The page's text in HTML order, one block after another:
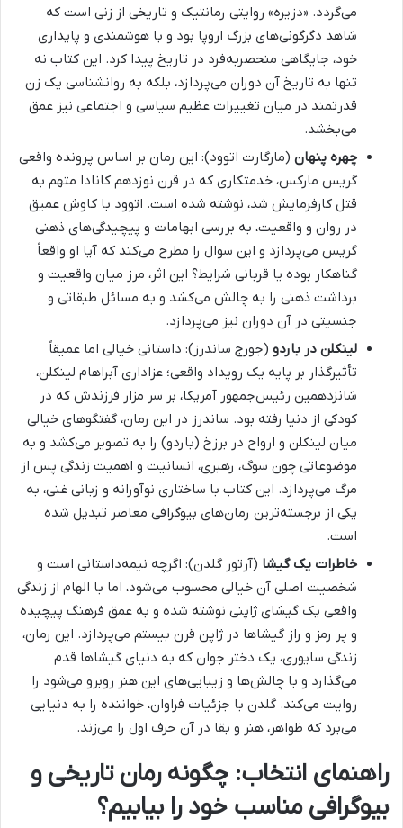
می‌گردد. «دزیره» روایتی رمانتیک و تاریخی از زنی است که
شاهد دگرگونی‌های بزرگ اروپا بود و با هوشمندی و پایداری
خود، جایگاهی منحصربه‌فرد در تاریخ پیدا کرد. این کتاب نه
تنها به تاریخ آن دوران می‌پردازد، بلکه به روانشناسی یک زن
قدرتمند در میان تغییرات عظیم سیاسی و اجتماعی نیز عمق
می‌بخشد.
چهره پنهان (مارگارت اتوود): این رمان بر اساس پرونده واقعی
گریس مارکس، خدمتکاری که در قرن نوزدهم کانادا متهم به
قتل کارفرمایش شد، نوشته شده است. اتوود با کاوش عمیق
در روان و واقعیت، به بررسی ابهامات و پیچیدگی‌های ذهنی
گریس می‌پردازد و این سوال را مطرح می‌کند که آیا او واقعاً
گناهکار بوده یا قربانی شرایط؟ این اثر، مرز میان واقعیت و
برداشت ذهنی را به چالش می‌کشد و به مسائل طبقاتی و
جنسیتی در آن دوران نیز می‌پردازد.
لینکلن در باردو (جورج ساندرز): داستانی خیالی اما عمیقاً
تأثیرگذار بر پایه یک رویداد واقعی؛ عزاداری آبراهام لینکلن،
شانزدهمین رئیس‌جمهور آمریکا، بر سر مزار فرزندش که در
کودکی از دنیا رفته بود. ساندرز در این رمان، گفتگوهای خیالی
میان لینکلن و ارواح در برزخ (باردو) را به تصویر می‌کشد و به
موضوعاتی چون سوگ، رهبری، انسانیت و اهمیت زندگی پس از
مرگ می‌پردازد. این کتاب با ساختاری نوآورانه و زبانی غنی، به
یکی از برجسته‌ترین رمان‌های بیوگرافی معاصر تبدیل شده
است.
خاطرات یک گیشا (آرتور گلدن): اگرچه نیمه‌داستانی است و
شخصیت اصلی آن خیالی محسوب می‌شود، اما با الهام از زندگی
واقعی یک گیشای ژاپنی نوشته شده و به عمق فرهنگ پیچیده
و پر رمز و راز گیشاها در ژاپن قرن بیستم می‌پردازد. این رمان،
زندگی سایوری، یک دختر جوان که به دنیای گیشاها قدم
می‌گذارد و با چالش‌ها و زیبایی‌های این هنر روبرو می‌شود را
روایت می‌کند. گلدن با جزئیات فراوان، خواننده را به دنیایی
می‌برد که ظواهر، هنر و بقا در آن حرف اول را می‌زند.
راهنمای انتخاب: چگونه رمان تاریخی و
بیوگرافی مناسب خود را بیابیم؟